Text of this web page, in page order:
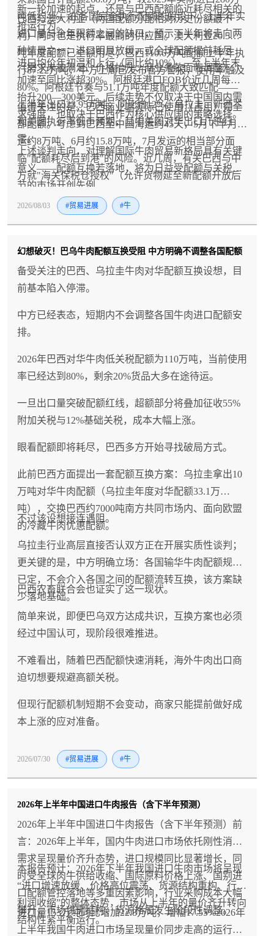
吨低约4%。在各国完全执行配额的假设下，上半年实
进口量与全年限额之间的缺口，预示下半年将走向两
种情景之一：进口明显放缓，或全球配额提前耗尽
（需求未被满足、价格抬升、商业条款面临调整）。
新一轮加速的起点，还是与巴西配额临近耗尽相关的
抢运行为。
巴西与澳大利亚（两国配额分配相对历史份额最不
利）同时也是执行率最高的供应国。澳大利亚20.5万
吨年度配额已全额用尽；巴西110.6万吨配额上半年执
行87.22万吨，中方上周已发布官方警报，使用率触及
80%。阿根廷节奏与51.1万吨年度配额大致匹配——
上半年出口23.95万吨，同比增12%。乌拉圭、新西兰
和美国执行率低于预期，其中美国对华出口几乎归
零。
进口均价年初温和上行（同比约10%），至上半年末
加速至同比涨超30%。阿根廷港口FOB价近几周每吨
抬升200—300美元。后续走势不仅取决于中国国内需
求强度，也取决于巴西作为核心供应国的策略选择。
值得关注的是，巴西商业端实际已使用（占用）完全
部配额。考虑到巴西至中国海运约45天，5月下半月发
运约8万吨、6月约15.8万吨，7月发运的相当部分面
临"配额耗尽后到港"的风险。近几周，有关巴西与中
方就"海关保税仓授权"（允许货物延至新配额开放后
估类似方案。与此同时，巴西与乌拉圭等国的配额互
换谈判亦有报道，涉及约10万吨中国市场份额交换巴
西在欧盟贸易协定项下的较小配额。
上述谈判走向，对理解国际牛肉贸易新格局具有关键
意义——配额互换若落地，将为日益受配额与关税调
节的市场开创先例
2026/08/03 #贸易进展 #牛
幻想破灭！巴乌牛肉配额互换受阻 中方明确不调整各国配额
备受关注的巴西、乌拉圭牛肉对华配额互换设想，目
前基本陷入停滞。
中方已经表态，短期内不会调整各国牛肉进口配额安
排。
2026年巴西对华牛肉低关税配额为110万吨，当前使用
率已经达到80%，剩余20%货品大多在途待运。
一旦出口量突破配额红线，超额部分将叠加征收55%
附加关税与12%基础关税，成本大幅上涨。
眼看配额即将耗尽，巴西多方开始寻找破局方式。
此前巴西方面提出一套配额互换方案：乌拉圭拿出10
万吨对华牛肉配额（乌拉圭年度对华配额33.1万
吨），交换巴西约7000吨南方共同市场内、面向欧盟
的冷藏牛肉优惠配额。
不过该设想接连遇阻。
乌拉圭行业高层直接否认双方正在开展实质性谈判；
更关键的是，中方明确立场：各国输华牛肉配额规则
已定，不会介入各国之间的配额流转互换，该方案缺
少落地基础。
巴西农畜联合会也证实了这一现状。
简单来说，即便巴乌双方达成共识，互换方案也必须
经过中国认可，现阶段很难推进。
不难看出，随着巴西配额快速消耗，海外牛肉出口商
迫切想要规避高额关税。
但现行配额机制短期不会变动，商家只能提前做好成
本上涨的应对准备。
2026/07/30 #贸易进展 #牛
2026年上半年中国进口牛肉报告（含下半年预测）
2026年上半年中国进口牛肉报告（含下半年预测）前
言：2026年上半年，国内牛肉进口市场依托刚性消费
需求呈现量价齐升态势，进口规模同比显著增长，同
时受全球肉牛供给收缩、国际原料价格上涨、国别进
口配额管控落地等多重因素影响，行业采购成本大幅
攀升，市场供需结构、货源格局发生阶段性调整。
本报告预计：2026年下半年我国进口牛肉市场将呈现
“进口增速放缓、价格高位震荡、货源结构重构、行业
利润收缩”的整体态势，市场从上半年的量价齐升转向
结构性紧平衡运行。
进口量153万吨同比增加22.8万吨，增幅17.55%2026年
上半年我国牛肉进口市场呈现量价同步走高的运行特